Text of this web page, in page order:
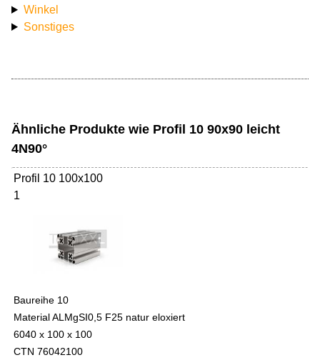
Winkel
Sonstiges
Ähnliche Produkte wie Profil 10 90x90 leicht
4N90°
Profil 10 100x100
1
Baureihe 10
Material ALMgSI0,5 F25 natur eloxiert
6040 x 100 x 100
CTN 76042100